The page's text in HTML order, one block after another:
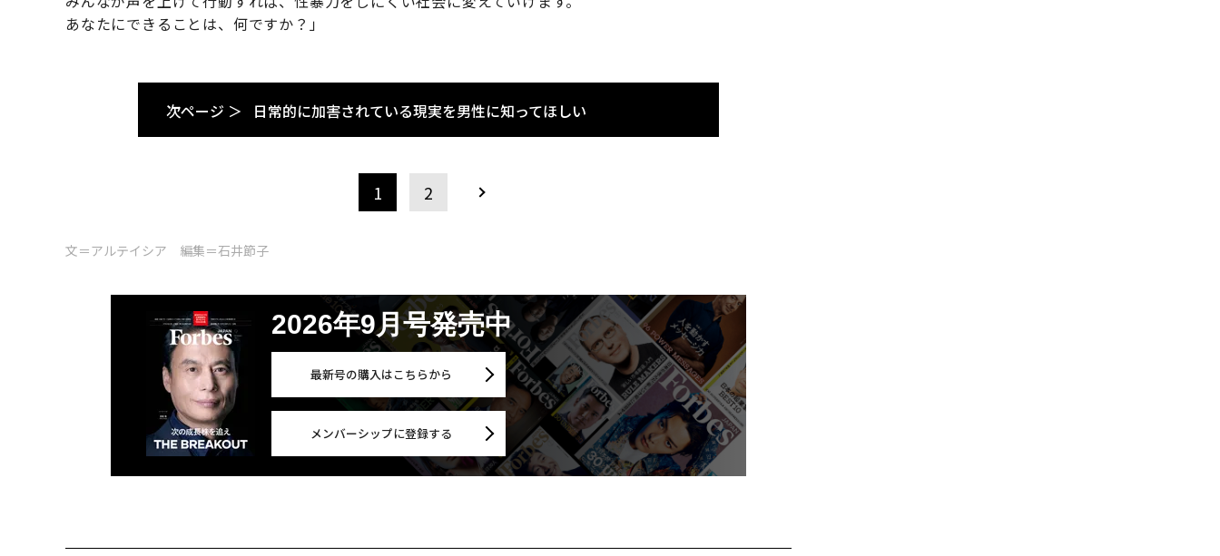
あなたにできることは、何ですか？」
次ページ ＞ 日常的に加害されている現実を男性に知ってほしい
1 2
文＝アルテイシア 編集＝石井節子
2026年9月号発売中
最新号の購入はこちらから
メンバーシップに登録する